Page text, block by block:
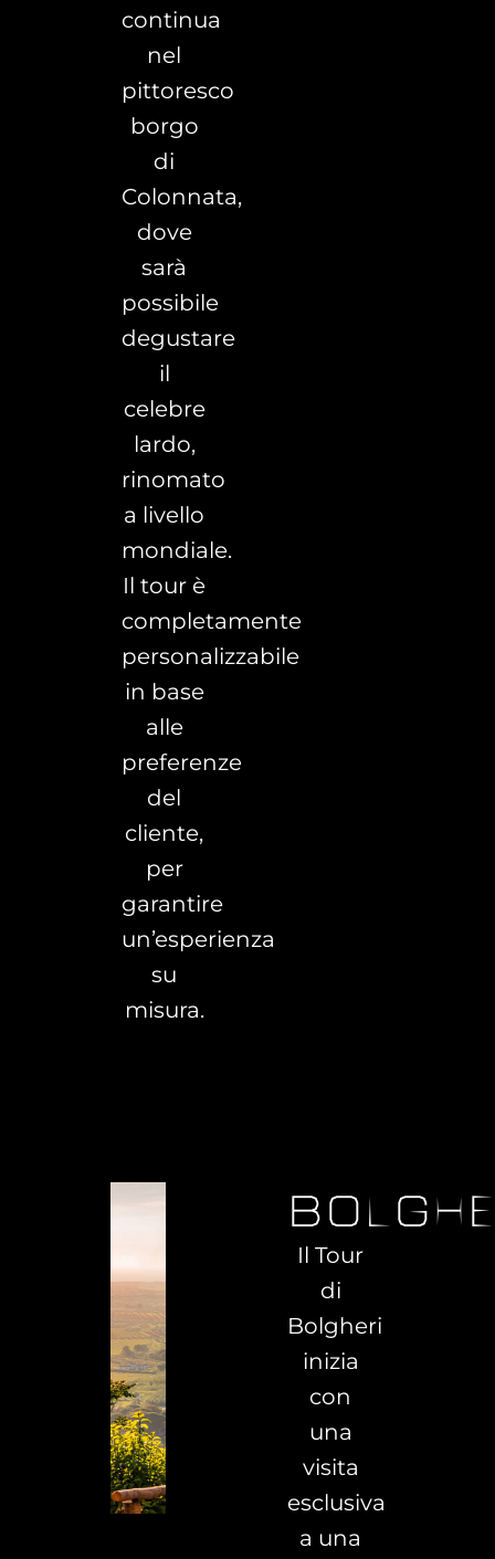
continua
nel
pittoresco
borgo
di
Colonnata,
dove
sarà
possibile
degustare
il
celebre
lardo,
rinomato
a livello
mondiale.
Il tour è
completamente
personalizzabile
in base
alle
preferenze
del
cliente,
per
garantire
un’esperienza
su
misura.
Il Tour
di
Bolgheri
inizia
con
una
visita
esclusiva
a una